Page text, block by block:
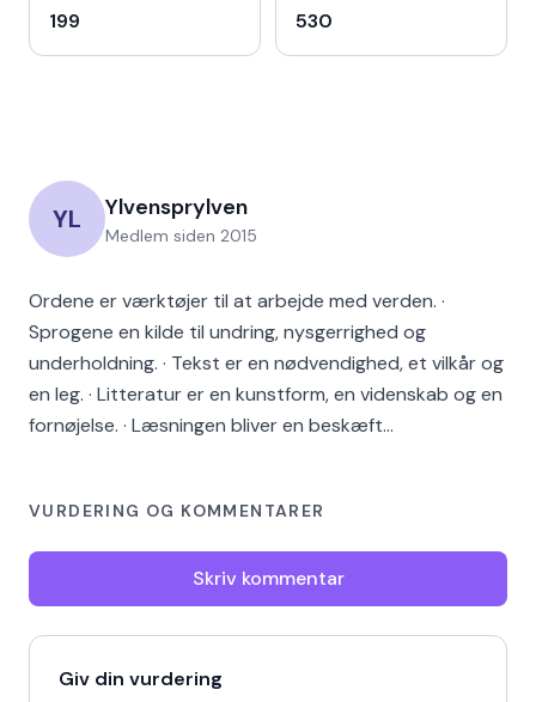
199 530
YL Ylvensprylven
Medlem siden 2015
Ordene er værktøjer til at arbejde med verden. ·
Sprogene en kilde til undring, nysgerrighed og
underholdning. · Tekst er en nødvendighed, et vilkår og
en leg. · Litteratur er en kunstform, en videnskab og en
fornøjelse. · Læsningen bliver en beskæft…
VURDERING OG KOMMENTARER
Skriv kommentar
Giv din vurdering